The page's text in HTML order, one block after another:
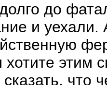
до
и
этим
что